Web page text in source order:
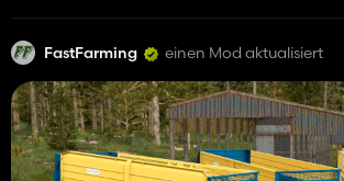
FastFarming einen Mod aktualisiert